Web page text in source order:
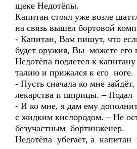
щеке Недотёпы.
Капитан стоял уже возле
на связь вышел бортовой
- Капитан, Вам пишут, что
будет оружия, Вы можете его
Недотёпа подлетел к капитану
талию и прижался к его ноге.
- Пусть сначала ко мне
лекарства и шприцы. – Подал
- И ко мне, я дам ему
с жидким кислородом. – Не
безучастным бортинженер.
Недотёпа убегает, а капитан